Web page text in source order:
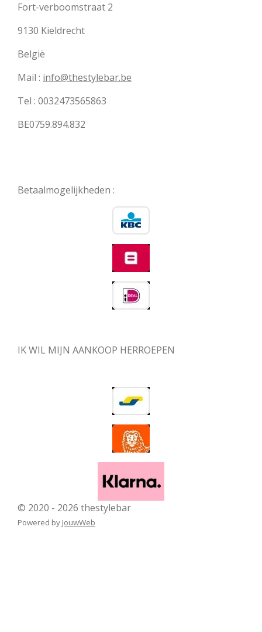
Fort-verboomstraat 2
9130 Kieldrecht
België
Mail : info@thestylebar.be
Tel : 0032473565863
BE0759.894.832
Betaalmogelijkheden :
IK WIL MIJN AANKOOP HERROEPEN
© 2020 - 2026 thestylebar
Powered by JouwWeb